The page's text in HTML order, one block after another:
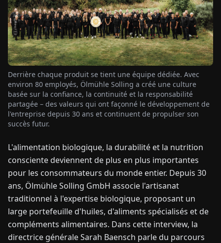
ENDEFR ESITNLPLHU
NOUS
Derrière chaque produit se tient une équipe dédiée. Avec
environ 80 employés, Ölmühle Solling a créé une culture
basée sur la confiance, la continuité et la responsabilité
partagée – des valeurs qui ont façonné le développement de
l'entreprise depuis 30 ans et continuent de propulser son
succès futur.
L'alimentation biologique, la durabilité et la nutrition
consciente deviennent de plus en plus importantes
pour les consommateurs du monde entier. Depuis 30
ans, Ölmühle Solling GmbH associe l'artisanat
traditionnel à l'expertise biologique, proposant un
large portefeuille d'huiles, d'aliments spécialisés et de
compléments alimentaires. Dans cette interview, la
directrice générale Sarah Baensch parle du parcours